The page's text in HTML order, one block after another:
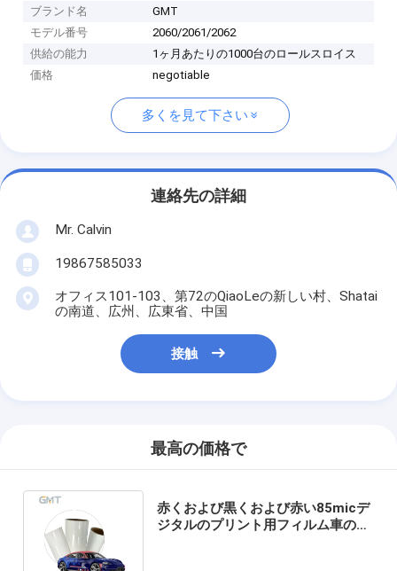
ブランド名
GMT
モデル番号
2060/2061/2062
供給の能力
1ヶ月あたりの1000台のロールスロイス
価格
negotiable
多くを見て下さい
連絡先の詳細
Mr. Calvin
19867585033
オフィス101-103、第72のQiaoLeの新しい村、Shatai
の南道、広州、広東省、中国
接触
最高の価格で
赤くおよび黒くおよび赤い85micデ
ジタルのプリント用フィルム車の覆